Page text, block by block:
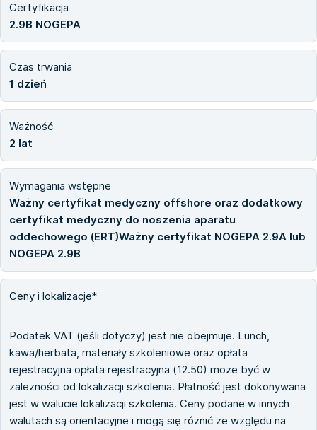
Certyfikacja
2.9B NOGEPA
Czas trwania
1 dzień
Ważność
2 lat
Wymagania wstępne
Ważny certyfikat medyczny offshore oraz dodatkowy
certyfikat medyczny do noszenia aparatu
oddechowego (ERT)Ważny certyfikat NOGEPA 2.9A lub
NOGEPA 2.9B
Ceny i lokalizacje*
Podatek VAT (jeśli dotyczy) jest nie obejmuje. Lunch,
kawa/herbata, materiały szkoleniowe oraz opłata
rejestracyjna opłata rejestracyjna (12.50) może być w
zależności od lokalizacji szkolenia. Płatność jest dokonywana
jest w walucie lokalizacji szkolenia. Ceny podane w innych
walutach są orientacyjne i mogą się różnić ze względu na